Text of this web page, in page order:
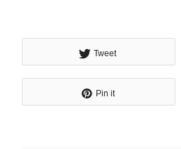
Tweet
Pin it